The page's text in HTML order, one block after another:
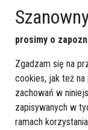
prosimy o
Zgadzam się na
cookies, jak też
zachowań w
zapisywanych w
ramach